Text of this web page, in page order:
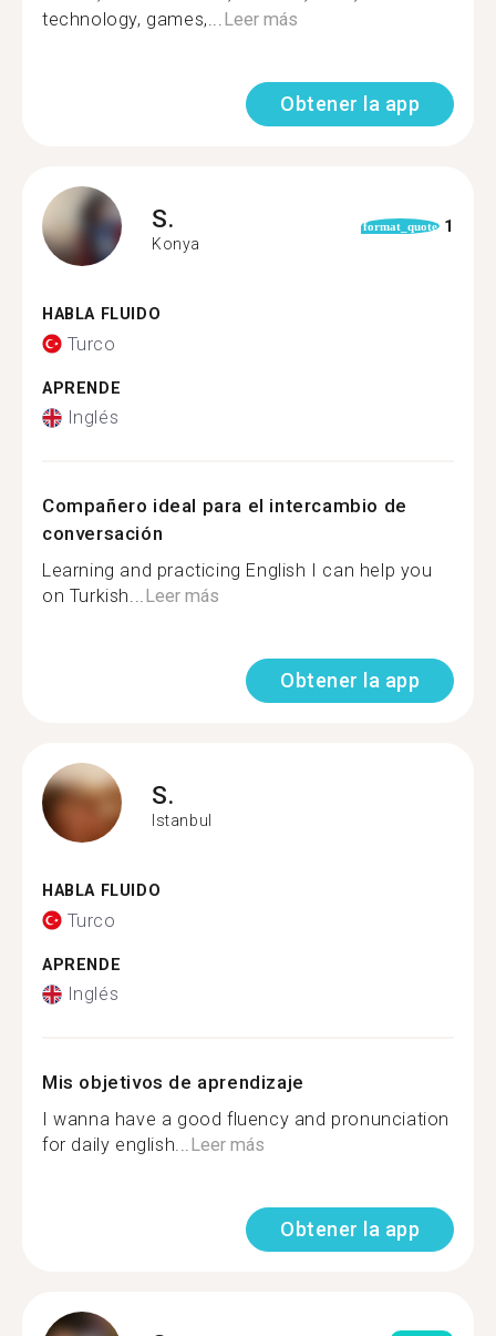
technology, games,...Leer más
Obtener la app
S.
Konya
format_quote 1
HABLA FLUIDO
Turco
APRENDE
Inglés
Compañero ideal para el intercambio de
conversación
Learning and practicing English I can help you
on Turkish...Leer más
Obtener la app
S.
Istanbul
HABLA FLUIDO
Turco
APRENDE
Inglés
Mis objetivos de aprendizaje
I wanna have a good fluency and pronunciation
for daily english...Leer más
Obtener la app